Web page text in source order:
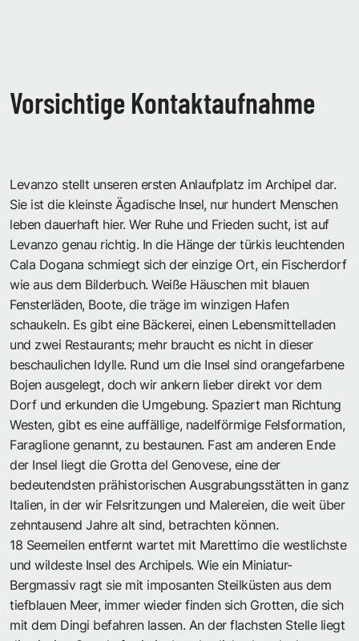
Vorsichtige Kontaktaufnahme
Levanzo stellt unseren ersten Anlaufplatz im Archipel dar.
Sie ist die kleinste Ägadische Insel, nur hundert Menschen
leben dauerhaft hier. Wer Ruhe und Frieden sucht, ist auf
Levanzo genau richtig. In die Hänge der türkis leuchtenden
Cala Dogana schmiegt sich der einzige Ort, ein Fischerdorf
wie aus dem Bilderbuch. Weiße Häuschen mit blauen
Fensterläden, Boote, die träge im winzigen Hafen
schaukeln. Es gibt eine Bäckerei, einen Lebensmittelladen
und zwei Restaurants; mehr braucht es nicht in dieser
beschaulichen Idylle. Rund um die Insel sind orangefarbene
Bojen ausgelegt, doch wir ankern lieber direkt vor dem
Dorf und erkunden die Umgebung. Spaziert man Richtung
Westen, gibt es eine auffällige, nadelförmige Felsformation,
Faraglione genannt, zu bestaunen. Fast am anderen Ende
der Insel liegt die Grotta del Genovese, eine der
bedeutendsten prähistorischen Ausgrabungsstätten in ganz
Italien, in der wir Felsritzungen und Malereien, die weit über
zehntausend Jahre alt sind, betrachten können.
18 Seemeilen entfernt wartet mit Marettimo die westlichste
und wildeste Insel des Archipels. Wie ein Miniatur-
Bergmassiv ragt sie mit imposanten Steilküsten aus dem
tiefblauen Meer, immer wieder finden sich Grotten, die sich
mit dem Dingi befahren lassen. An der flachsten Stelle liegt